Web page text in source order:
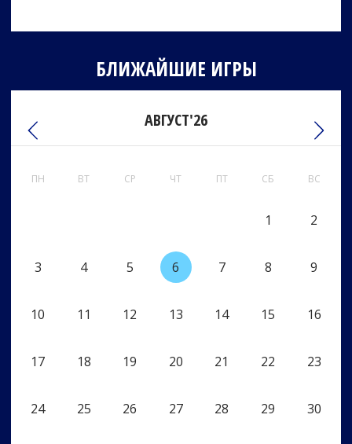
БЛИЖАЙШИЕ ИГРЫ
АВГУСТ'26
ПН ВТ СР ЧТ ПТ СБ ВС
1 2
3 4 5 6 7 8 9
10 11 12 13 14 15 16
17 18 19 20 21 22 23
24 25 26 27 28 29 30